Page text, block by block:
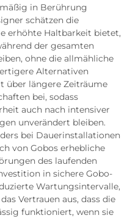
in Berührung
schätzen die
erhöhte Haltbarkeit bietet,
der gesamten
ohne die allmähliche
Alternativen
über längere Zeiträume
bei, sodass
auch nach intensiver
unverändert bleiben.
bei Dauerinstallationen
von Gobos erhebliche
des laufenden
in sichere Gobo-
Wartungsintervalle,
Vertrauen aus, dass die
funktioniert, wenn sie